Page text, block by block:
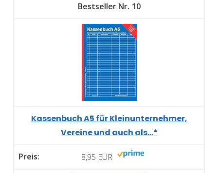
10
Kassenbuch A5 für Kleinunternehmer,
Vereine und auch als...*
8,95 EUR